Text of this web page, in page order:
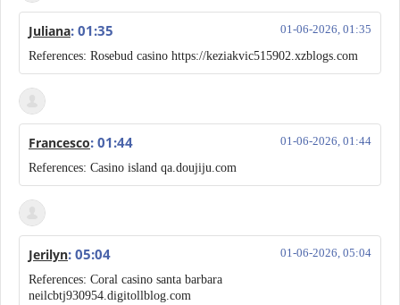
Juliana 01-06-2026, 01:35
: 01:35
References: Rosebud casino https://keziakvic515902.xzblogs.com
Francesco 01-06-2026, 01:44
: 01:44
References: Casino island qa.doujiju.com
Jerilyn 01-06-2026, 05:04
: 05:04
References: Coral casino santa barbara
neilcbtj930954.digitollblog.com